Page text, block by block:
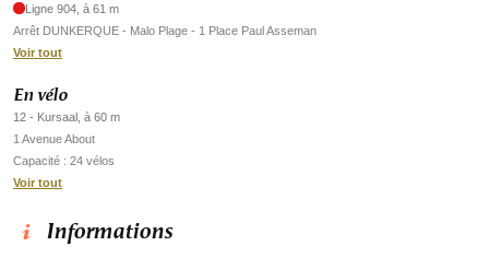
Ligne 904, à 61 m
Arrêt DUNKERQUE - Malo Plage - 1 Place Paul Asseman
Voir tout
En vélo
12 - Kursaal, à 60 m
1 Avenue About
Capacité : 24 vélos
Voir tout
Informations